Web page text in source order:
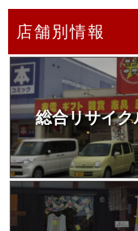
店舗別情報
総合リサイ